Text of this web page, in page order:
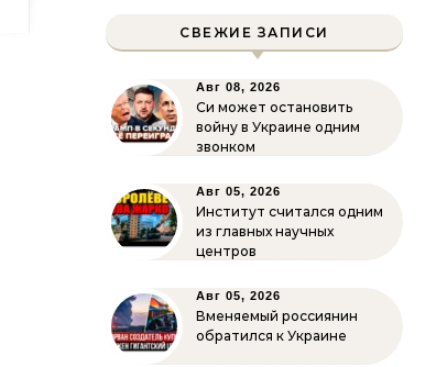
СВЕЖИЕ ЗАПИСИ
Авг 08, 2026
Си может остановить
войну в Украине одним
звонком
Авг 05, 2026
Институт считался одним
из главных научных
центров
Авг 05, 2026
Вменяемый россиянин
обратился к Украине